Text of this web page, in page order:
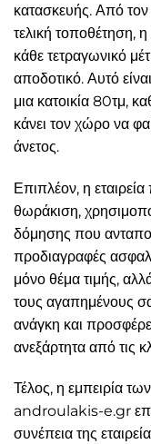
κατασκευής. Από τον
τελική τοποθέτηση,
κάθε τετραγωνικό
αποδοτικό. Αυτό
μια κατοικία 80τμ,
κάνει τον χώρο να
άνετος.
Επιπλέον, η
θωράκιση,
δόμησης που
προδιαγραφές
μόνο θέμα τιμής,
τους αγαπημένους
ανάγκη και
ανεξάρτητα από τις
Τέλος, η εμπειρία
androulakis-e.gr
συνέπεια της